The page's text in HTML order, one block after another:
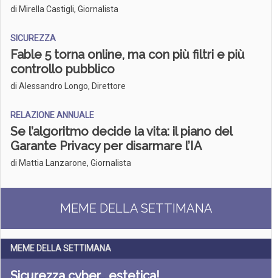
di Mirella Castigli, Giornalista
SICUREZZA
Fable 5 torna online, ma con più filtri e più
controllo pubblico
di Alessandro Longo, Direttore
RELAZIONE ANNUALE
Se l’algoritmo decide la vita: il piano del
Garante Privacy per disarmare l’IA
di Mattia Lanzarone, Giornalista
MEME DELLA SETTIMANA
MEME DELLA SETTIMANA